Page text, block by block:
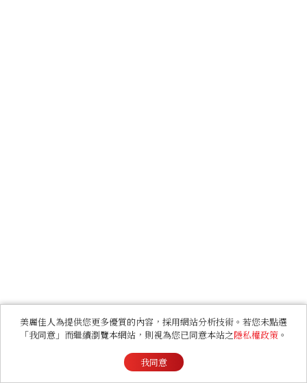
美麗佳人為提供您更多優質的內容，採用網站分析技術。若您未點選
「我同意」而繼續瀏覽本網站，則視為您已同意本站之隱私權政策 。
我同意